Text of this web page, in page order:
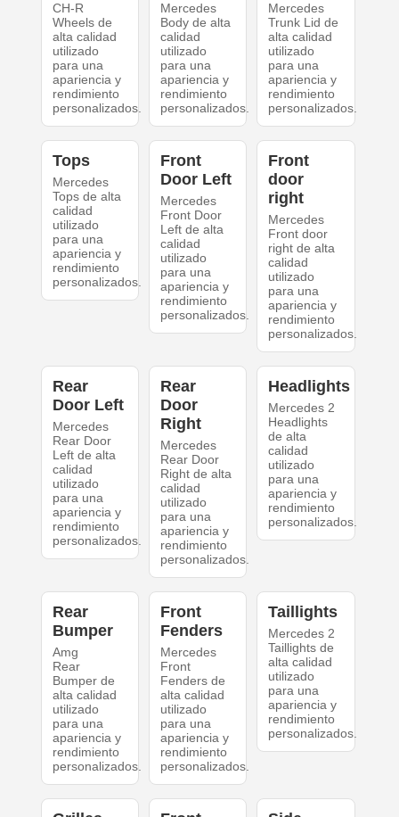
CH-R
Wheels de
alta calidad
utilizado
para una
apariencia y
rendimiento
personalizados.
Mercedes
Body de alta
calidad
utilizado
para una
apariencia y
rendimiento
personalizados.
Mercedes
Trunk Lid de
alta calidad
utilizado
para una
apariencia y
rendimiento
personalizados.
Tops
Mercedes
Tops de alta
calidad
utilizado
para una
apariencia y
rendimiento
personalizados.
Front
Door Left
Mercedes
Front Door
Left de alta
calidad
utilizado
para una
apariencia y
rendimiento
personalizados.
Front
door
right
Mercedes
Front door
right de alta
calidad
utilizado
para una
apariencia y
rendimiento
personalizados.
Rear
Door Left
Mercedes
Rear Door
Left de alta
calidad
utilizado
para una
apariencia y
rendimiento
personalizados.
Rear
Door
Right
Mercedes
Rear Door
Right de alta
calidad
utilizado
para una
apariencia y
rendimiento
personalizados.
Headlights
Mercedes 2
Headlights
de alta
calidad
utilizado
para una
apariencia y
rendimiento
personalizados.
Rear
Bumper
Amg
Rear
Bumper de
alta calidad
utilizado
para una
apariencia y
rendimiento
personalizados.
Front
Fenders
Mercedes
Front
Fenders de
alta calidad
utilizado
para una
apariencia y
rendimiento
personalizados.
Taillights
Mercedes 2
Taillights de
alta calidad
utilizado
para una
apariencia y
rendimiento
personalizados.